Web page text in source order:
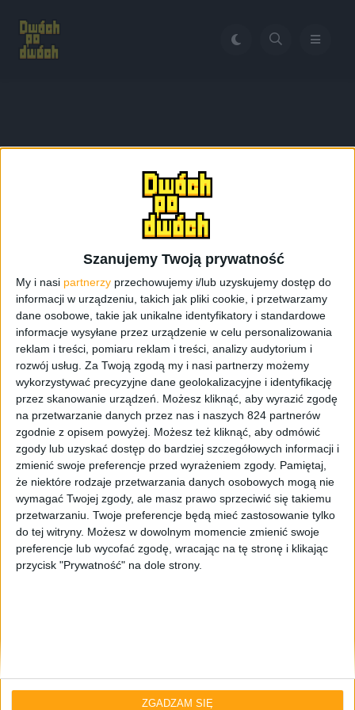
Szanujemy Twoją prywatność
My i nasi partnerzy przechowujemy i/lub uzyskujemy dostęp do
informacji w urządzeniu, takich jak pliki cookie, i przetwarzamy
dane osobowe, takie jak unikalne identyfikatory i standardowe
informacje wysyłane przez urządzenie w celu personalizowania
reklam i treści, pomiaru reklam i treści, analizy audytorium i
rozwój usług. Za Twoją zgodą my i nasi partnerzy możemy
wykorzystywać precyzyjne dane geolokalizacyjne i identyfikację
przez skanowanie urządzeń. Możesz kliknąć, aby wyrazić zgodę
na przetwarzanie danych przez nas i naszych 824 partnerów
zgodnie z opisem powyżej. Możesz też kliknąć, aby odmówić
zgody lub uzyskać dostęp do bardziej szczegółowych informacji i
zmienić swoje preferencje przed wyrażeniem zgody. Pamiętaj,
że niektóre rodzaje przetwarzania danych osobowych mogą nie
wymagać Twojej zgody, ale masz prawo sprzeciwić się takiemu
przetwarzaniu. Twoje preferencje będą mieć zastosowanie tylko
do tej witryny. Możesz w dowolnym momencie zmienić swoje
preferencje lub wycofać zgodę, wracając na tę stronę i klikając
przycisk "Prywatność" na dole strony.
ZGADZAM SIĘ
Galaxy S4 zoom
specyfikacja
Smartfony
Galaxy S 4 Active, Galaxy S 4 mini i
Galaxy S 4 zoom – rodzina smartfonów
Galaxy S 4 jest już w komplecie